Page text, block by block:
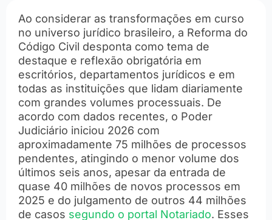
Ao considerar as transformações em curso
no universo jurídico brasileiro, a Reforma do
Código Civil desponta como tema de
destaque e reflexão obrigatória em
escritórios, departamentos jurídicos e em
todas as instituições que lidam diariamente
com grandes volumes processuais. De
acordo com dados recentes, o Poder
Judiciário iniciou 2026 com
aproximadamente 75 milhões de processos
pendentes, atingindo o menor volume dos
últimos seis anos, apesar da entrada de
quase 40 milhões de novos processos em
2025 e do julgamento de outros 44 milhões
de casos segundo o portal Notariado. Esses